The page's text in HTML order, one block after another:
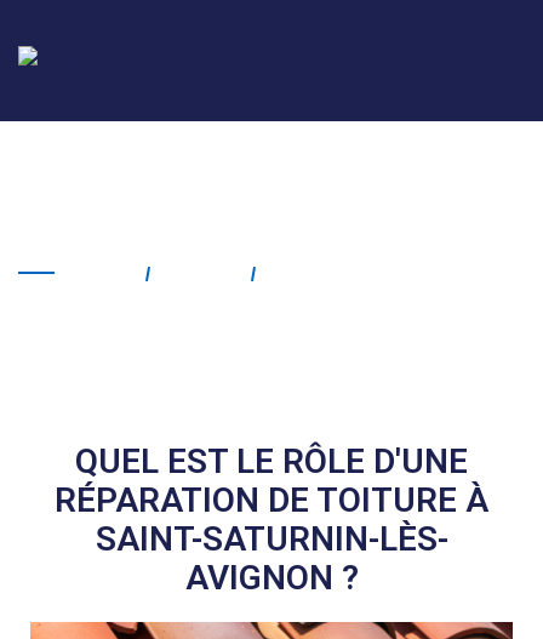
QUEL EST LE RÔLE D'UNE
RÉPARATION DE TOITURE À
SAINT-SATURNIN-LÈS-
AVIGNON ?